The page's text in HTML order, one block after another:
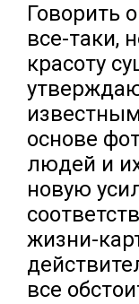
Говорить
все-таки,
красоту
основе
людей и
новую
жизни-
все